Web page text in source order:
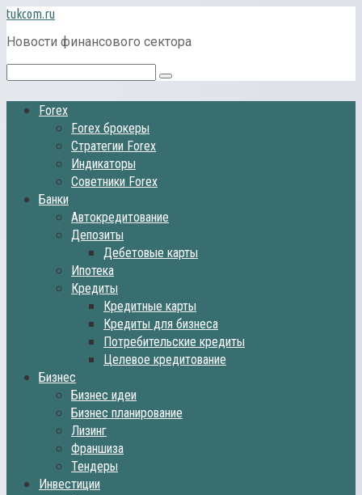
Перейти
к
контенту
tukcom.ru
Новости финансового сектора
Поиск:
Forex
Forex брокеры
Стратегии Forex
Индикаторы
Советники Forex
Банки
Автокредитование
Депозиты
Дебетовые карты
Ипотека
Кредиты
Кредитные карты
Кредиты для бизнеса
Потребительские кредиты
Целевое кредитование
Бизнес
Бизнес идеи
Бизнес планирование
Лизинг
Франшиза
Тендеры
Инвестиции